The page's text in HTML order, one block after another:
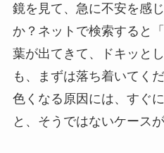
鏡を見て、急に不安を感
か？ネットで検索すると
葉が出てきて、ドキッと
も、まずは落ち着いてく
色くなる原因には、すぐ
と、そうではないケース